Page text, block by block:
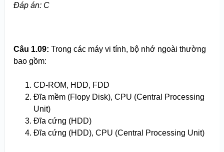
Đáp án: C
Câu 1.09: Trong các máy vi tính, bộ nhớ ngoài thường
bao gồm:
CD-ROM, HDD, FDD
Đĩa mềm (Flopy Disk), CPU (Central Processing
Unit)
Đĩa cứng (HDD)
Đĩa cứng (HDD), CPU (Central Processing Unit)